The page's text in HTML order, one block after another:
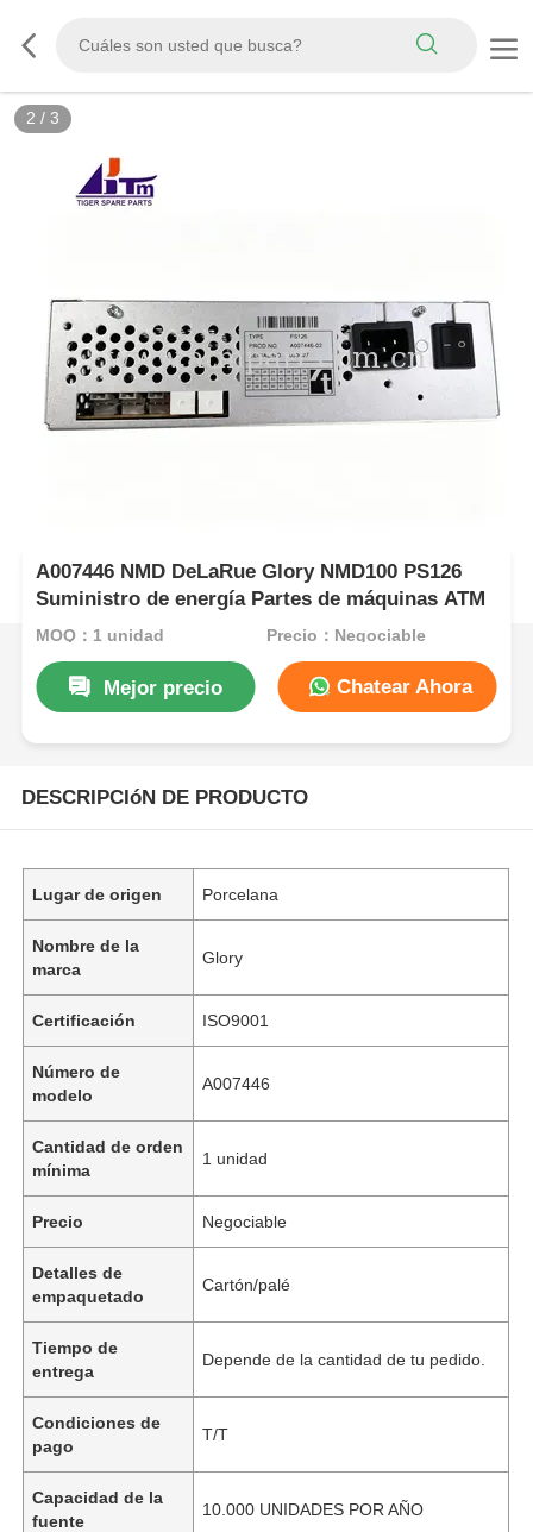
2 / 3
A007446 NMD DeLaRue Glory NMD100 PS126
Suministro de energía Partes de máquinas ATM
MOQ：1 unidad Precio：Negociable
Mejor precio Chatear Ahora
DESCRIPCIóN DE PRODUCTO
Lugar de origen Porcelana
Nombre de la
marca
Glory
Certificación ISO9001
Número de
modelo
A007446
Cantidad de orden
mínima
1 unidad
Precio Negociable
Detalles de
empaquetado
Cartón/palé
Tiempo de
entrega
Depende de la cantidad de tu pedido.
Condiciones de
pago
T/T
Capacidad de la
fuente
10.000 UNIDADES POR AÑO